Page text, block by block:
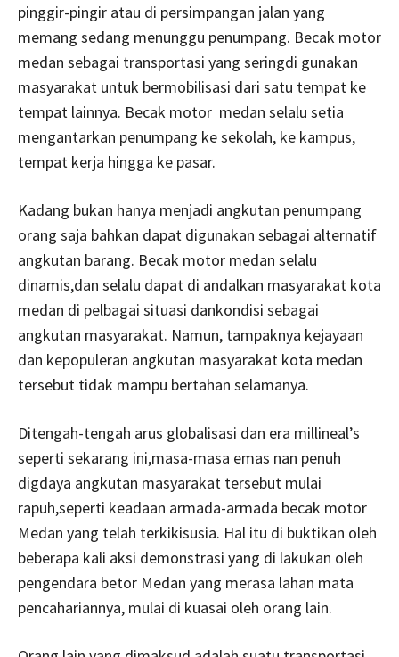
pinggir-pingir atau di persimpangan jalan yang
memang sedang menunggu penumpang. Becak motor
medan sebagai transportasi yang seringdi gunakan
masyarakat untuk bermobilisasi dari satu tempat ke
tempat lainnya. Becak motor medan selalu setia
mengantarkan penumpang ke sekolah, ke kampus,
tempat kerja hingga ke pasar.
Kadang bukan hanya menjadi angkutan penumpang
orang saja bahkan dapat digunakan sebagai alternatif
angkutan barang. Becak motor medan selalu
dinamis,dan selalu dapat di andalkan masyarakat kota
medan di pelbagai situasi dankondisi sebagai
angkutan masyarakat. Namun, tampaknya kejayaan
dan kepopuleran angkutan masyarakat kota medan
tersebut tidak mampu bertahan selamanya.
Ditengah-tengah arus globalisasi dan era millineal’s
seperti sekarang ini,masa-masa emas nan penuh
digdaya angkutan masyarakat tersebut mulai
rapuh,seperti keadaan armada-armada becak motor
Medan yang telah terkikisusia. Hal itu di buktikan oleh
beberapa kali aksi demonstrasi yang di lakukan oleh
pengendara betor Medan yang merasa lahan mata
pencahariannya, mulai di kuasai oleh orang lain.